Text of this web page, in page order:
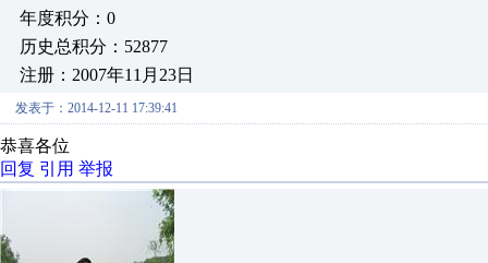
年度积分：0
历史总积分：52877
注册：2007年11月23日
发表于：2014-12-11 17:39:41
恭喜各位
回复 引用 举报